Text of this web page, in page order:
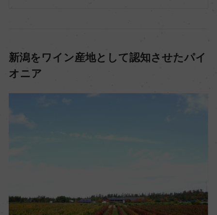
新潟をワイン産地として認知させたパイ
オニア